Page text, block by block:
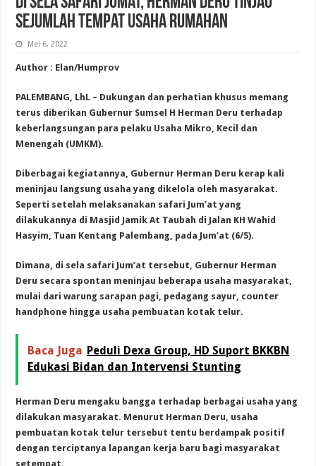
Sejumlah Tempat Usaha Rumahan
Mei 6, 2022
Author : Elan/Humprov
PALEMBANG, LhL – Dukungan dan perhatian khusus memang
terus diberikan Gubernur Sumsel H Herman Deru terhadap
keberlangsungan para pelaku Usaha Mikro, Kecil dan
Menengah (UMKM).
Diberbagai kegiatannya, Gubernur Herman Deru kerap kali
meninjau langsung usaha yang dikelola oleh masyarakat.
Seperti setelah melaksanakan safari Jum’at yang
dilakukannya di Masjid Jamik At Taubah di Jalan KH Wahid
Hasyim, Tuan Kentang Palembang, pada Jum’at (6/5).
Dimana, di sela safari Jum’at tersebut, Gubernur Herman
Deru secara spontan meninjau beberapa usaha masyarakat,
mulai dari warung sarapan pagi, pedagang sayur, counter
handphone hingga usaha pembuatan kotak telur.
Baca Juga Peduli Dexa Group, HD Suport BKKBN
Edukasi Bidan dan Intervensi Stunting
Herman Deru mengaku bangga terhadap berbagai usaha yang
dilakukan masyarakat. Menurut Herman Deru, usaha
pembuatan kotak telur tersebut tentu berdampak positif
dengan terciptanya lapangan kerja baru bagi masyarakat
setempat.